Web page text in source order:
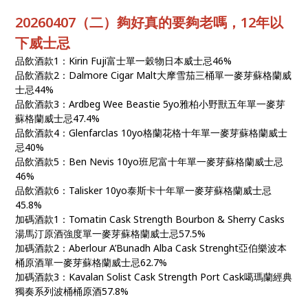
20260407（二）夠好真的要夠老嗎，12年以
下威士忌
品飲酒款1：Kirin Fuji富士單一穀物日本威士忌46%
品飲酒款2：Dalmore Cigar Malt大摩雪茄三桶單一麥芽蘇格蘭威
士忌44%
品飲酒款3：Ardbeg Wee Beastie 5yo雅柏小野獸五年單一麥芽
蘇格蘭威士忌47.4%
品飲酒款4：Glenfarclas 10yo格蘭花格十年單一麥芽蘇格蘭威士
忌40%
品飲酒款5：Ben Nevis 10yo班尼富十年單一麥芽蘇格蘭威士忌
46%
品飲酒款6：Talisker 10yo泰斯卡十年單一麥芽蘇格蘭威士忌
45.8%
加碼酒款1：Tomatin Cask Strength Bourbon & Sherry Casks
湯馬汀原酒強度單一麥芽蘇格蘭威士忌57.5%
加碼酒款2：Aberlour A’Bunadh Alba Cask Strenght亞伯樂波本
桶原酒單一麥芽蘇格蘭威士忌62.7%
加碼酒款3：Kavalan Solist Cask Strength Port Cask噶瑪蘭經典
獨奏系列波桶桶原酒57.8%